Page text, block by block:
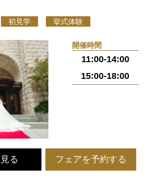
初見学
挙式体験
開催時間
11:00-14:00
15:00-18:00
る フェアを予約する